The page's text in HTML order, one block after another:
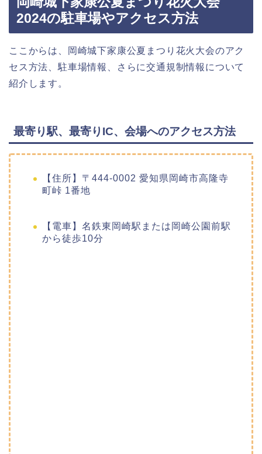
2024の駐車場やアクセス方法
ここからは、岡崎城下家康公夏まつり花火大会のアク
セス方法、駐車場情報、さらに交通規制情報について
紹介します。
最寄り駅、最寄りIC、会場へのアクセス方法
【住所】〒444-0002 愛知県岡崎市高隆寺
町峠 1番地
【電車】名鉄東岡崎駅または岡崎公園前駅
から徒歩10分